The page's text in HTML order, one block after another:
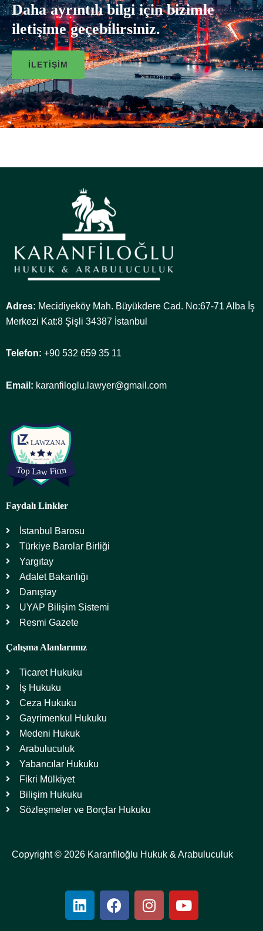
Daha ayrıntılı bilgi için bizimle
iletişime geçebilirsiniz.
İLETIŞIM
Adres: Mecidiyeköy Mah. Büyükdere Cad. No:67-71 Alba İş
Merkezi Kat:8 Şişli 34387 İstanbul
Telefon: +90 532 659 35 11
Email: karanfiloglu.lawyer@gmail.com
Faydalı Linkler
İstanbul Barosu
Türkiye Barolar Birliği
Yargıtay
Adalet Bakanlığı
Danıştay
UYAP Bilişim Sistemi
Resmi Gazete
Çalışma Alanlarımız
Ticaret Hukuku
İş Hukuku
Ceza Hukuku
Gayrimenkul Hukuku
Medeni Hukuk
Arabuluculuk
Yabancılar Hukuku
Fikri Mülkiyet
Bilişim Hukuku
Sözleşmeler ve Borçlar Hukuku
Copyright © 2026 Karanfiloğlu Hukuk & Arabuluculuk
L
i
F
a
I
n
Y
o